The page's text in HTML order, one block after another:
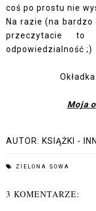
coś po prostu nie
Na razie (na bardzo
przeczytacie
odpowiedzialność ;)
Moja
AUTOR: KSIĄŻKI -
ZIELONA SOWA
3 KOMENTARZE: